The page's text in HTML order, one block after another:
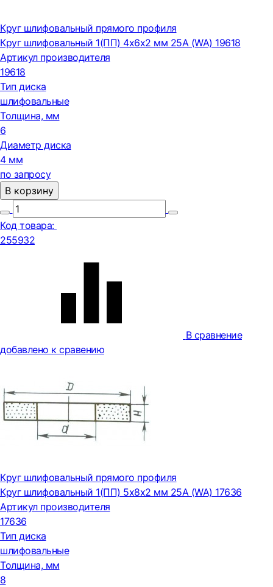
Круг шлифовальный прямого профиля
Круг шлифовальный 1(ПП) 4x6x2 мм 25А (WA) 19618
Артикул производителя
19618
Тип диска
шлифовальные
Толщина, мм
6
Диаметр диска
4 мм
по запросу
В корзину
Код товара:
255932
В сравнение
добавлено к сравению
Круг шлифовальный прямого профиля
Круг шлифовальный 1(ПП) 5x8x2 мм 25А (WA) 17636
Артикул производителя
17636
Тип диска
шлифовальные
Толщина, мм
8